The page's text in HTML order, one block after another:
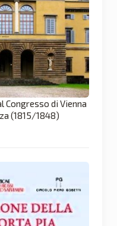
Congresso di Vienna
(1815/1848)